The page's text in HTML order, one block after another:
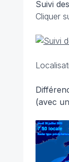
Suivi
Cliquer
(avec